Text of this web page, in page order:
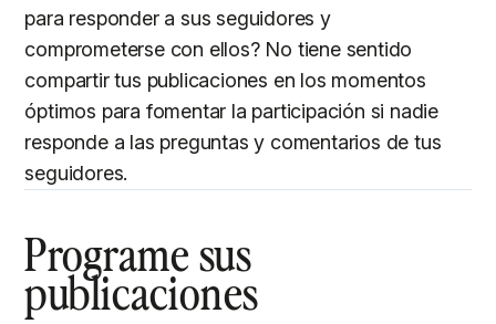
para responder a sus seguidores y
comprometerse con ellos? No tiene sentido
compartir tus publicaciones en los momentos
óptimos para fomentar la participación si nadie
responde a las preguntas y comentarios de tus
seguidores.
Programe sus
publicaciones